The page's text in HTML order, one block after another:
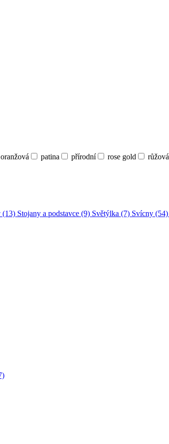
oranžová patina přírodní rose gold růžová
(13) Stojany a podstavce (9) Světýlka (7) Svícny (54)